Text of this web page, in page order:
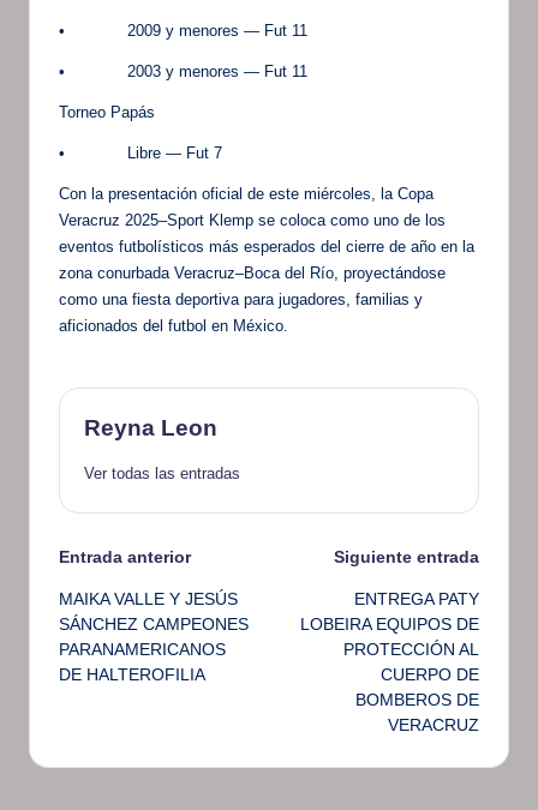
• 2009 y menores — Fut 11
• 2003 y menores — Fut 11
Torneo Papás
• Libre — Fut 7
Con la presentación oficial de este miércoles, la Copa
Veracruz 2025–Sport Klemp se coloca como uno de los
eventos futbolísticos más esperados del cierre de año en la
zona conurbada Veracruz–Boca del Río, proyectándose
como una fiesta deportiva para jugadores, familias y
aficionados del futbol en México.
Reyna Leon
Ver todas las entradas
Navegación
de
entradas
Entrada anterior
MAIKA VALLE Y JESÚS
SÁNCHEZ CAMPEONES
PARANAMERICANOS
DE HALTEROFILIA
Siguiente entrada
ENTREGA PATY
LOBEIRA EQUIPOS DE
PROTECCIÓN AL
CUERPO DE
BOMBEROS DE
VERACRUZ